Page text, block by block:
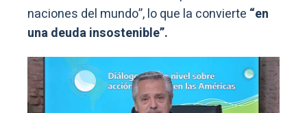
naciones del mundo”, lo que la convierte “en
una deuda insostenible”.